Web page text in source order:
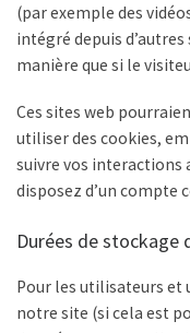
(par exemple des
intégré depuis
manière que si le
Ces sites web
utiliser des cookies,
suivre vos interactions
disposez d’un compte
Durées de stockage
Pour les utilisateurs et
notre site (si cela est